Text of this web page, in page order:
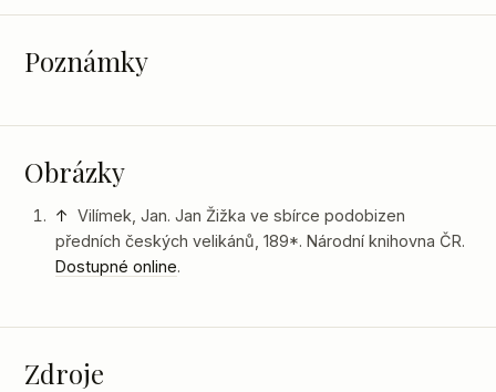
Poznámky
Obrázky
↑ Vilímek, Jan. Jan Žižka ve sbírce podobizen
předních českých velikánů, 189*. Národní knihovna ČR.
Dostupné online.
Zdroje